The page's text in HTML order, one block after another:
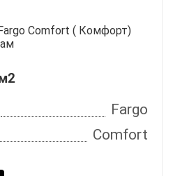
Comfort ( Комфорт)
Fargo
Comfort